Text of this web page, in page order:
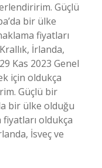
Güçlü
bir ülke
fiyatları
İrlanda,
Kas 2023 Genel
için oldukça
Güçlü bir
bir ülke olduğu
fiyatları oldukça
İsveç ve